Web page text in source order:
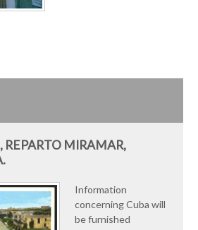
REPARTO MIRAMAR,
Information
concerning Cuba will
be furnished